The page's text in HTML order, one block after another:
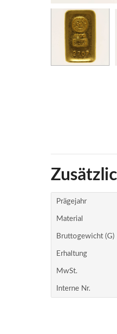
Prägejahr
Material
Bruttogewicht (g)
Erhaltung
MwSt.
Interne Nr.